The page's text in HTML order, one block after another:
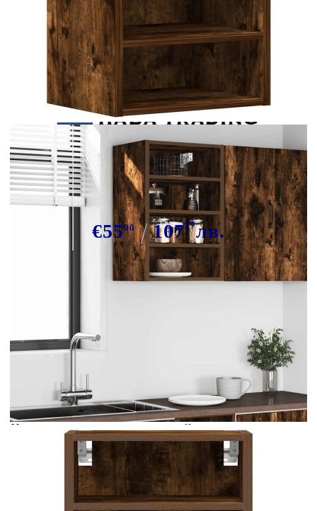
Сподели
Висящ шкаф "Рига" опушен дъб
40x29,5x60 см Инженерно дърво
€5500 10757лв.
В наличност: 60 бр.
Безплатна доставка до адрес при плащане по банков път
Цвят:
Пушен дъб
Материал:
Инженерна дървесина
8721158425256
40 x 29,5 x 60 см (Ш x Д x
Необходим монтаж:
Максимална товароносимост (обща):
90 кг